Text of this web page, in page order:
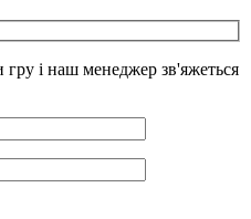
і наш менеджер зв'яжеться